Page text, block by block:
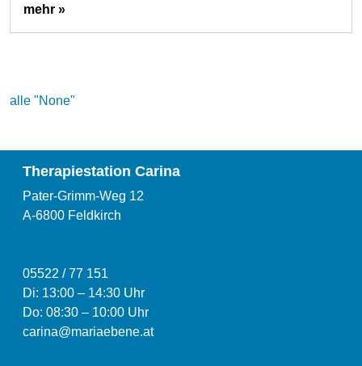
mehr »
alle "None"
Therapiestation Carina
Pater-Grimm-Weg 12
A-6800 Feldkirch
05522 / 77 151
Di: 13:00 – 14:30 Uhr
Do: 08:30 – 10:00 Uhr
carina@mariaebene.at